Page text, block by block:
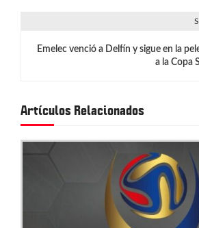
i
ó
Emelec venció a Delfín y sigue en la
a la Copa
Artículos Relacionados